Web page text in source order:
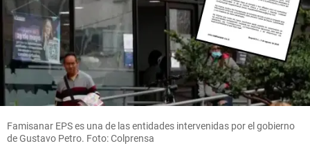
Famisanar EPS es una de las entidades intervenidas por el gobierno
de Gustavo Petro. Foto: Colprensa